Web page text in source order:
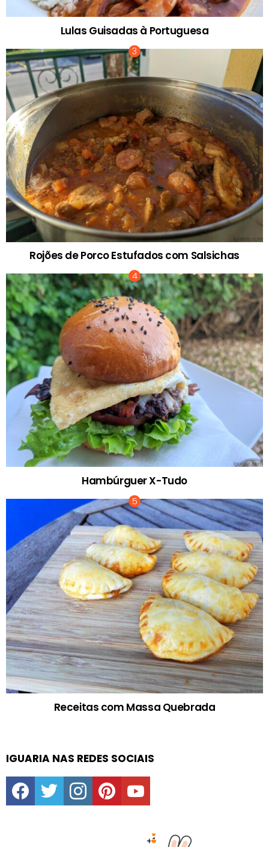
Lulas Guisadas à Portuguesa
Rojões de Porco Estufados com Salsichas
Hambúrguer X-Tudo
Receitas com Massa Quebrada
IGUARIA NAS REDES SOCIAIS
facebooktwitter instagrampinterestyoutube